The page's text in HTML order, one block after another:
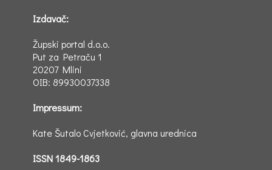
Izdavač:
Župski portal d.o.o.
Put za Petraču 1
20207 Mlini
OIB: 89930037338
Impressum:
Kate Šutalo Cvjetković, glavna urednica
ISSN 1849-1863